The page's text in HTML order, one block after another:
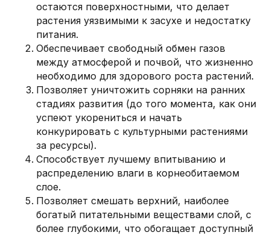
остаются поверхностными, что делает
растения уязвимыми к засухе и недостатку
питания.
Обеспечивает свободный обмен газов
между атмосферой и почвой, что жизненно
необходимо для здорового роста растений.
Позволяет уничтожить сорняки на ранних
стадиях развития (до того момента, как они
успеют укорениться и начать
конкурировать с культурными растениями
за ресурсы).
Способствует лучшему впитыванию и
распределению влаги в корнеобитаемом
слое.
Позволяет смешать верхний, наиболее
богатый питательными веществами слой, с
более глубокими, что обогащает доступный